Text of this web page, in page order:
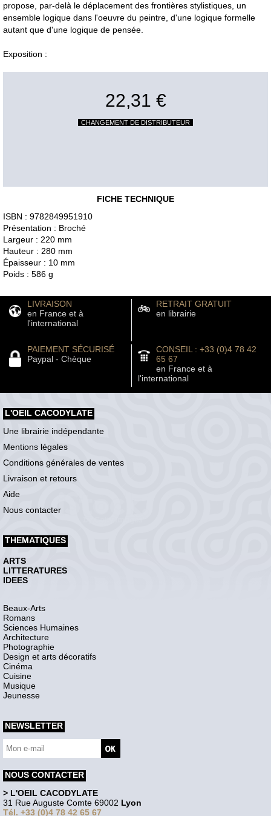
propose, par-delà le déplacement des frontières stylistiques, un
ensemble logique dans l'oeuvre du peintre, d'une logique formelle
autant que d'une logique de pensée.
Exposition :
22,31 €
CHANGEMENT DE DISTRIBUTEUR
FICHE TECHNIQUE
ISBN : 9782849951910
Présentation : Broché
Largeur : 220 mm
Hauteur : 280 mm
Épaisseur : 10 mm
Poids : 586 g
LIVRAISON
en France et à
l'international
RETRAIT GRATUIT
en librairie
PAIEMENT SÉCURISÉ
Paypal - Chèque
CONSEIL : +33 (0)4 78 42
65 67
en France et à
l'international
L'OEIL CACODYLATE
Une librairie indépendante
Mentions légales
Conditions générales de ventes
Livraison et retours
Aide
Nous contacter
THEMATIQUES
ARTS
LITTERATURES
IDEES
Beaux-Arts
Romans
Sciences Humaines
Architecture
Photographie
Design et arts décoratifs
Cinéma
Cuisine
Musique
Jeunesse
NEWSLETTER
NOUS CONTACTER
> L'OEIL CACODYLATE
31 Rue Auguste Comte 69002 Lyon
Tél. +33 (0)4 78 42 65 67